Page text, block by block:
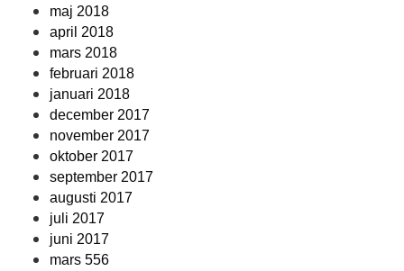
maj 2018
april 2018
mars 2018
februari 2018
januari 2018
december 2017
november 2017
oktober 2017
september 2017
augusti 2017
juli 2017
juni 2017
mars 556